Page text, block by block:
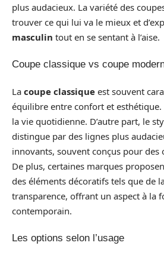
plus audacieux. La variété des
trouver ce qui lui va le mieux et
masculin tout en se sentant à l’aise.
Coupe classique vs coupe
La coupe classique est souvent
équilibre entre confort et
la vie quotidienne. D’autre part, le
distingue par des lignes plus
innovants, souvent conçus pour des
De plus, certaines marques
des éléments décoratifs tels que de
transparence, offrant un aspect à la
contemporain.
Les options selon l’usage